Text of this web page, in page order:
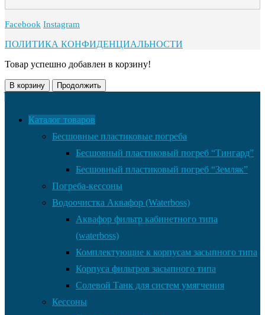
Facebook Instagram
ПОЛИТИКА КОНФИДЕНЦИАЛЬНОСТИ
Товар успешно добавлен в корзину!
В корзину Продолжить
Каталог товаров
Бесшовные пластиковые погреба
Бесшовный пластиковый погреб “Тингард”
Бесшовный пластиковый погреб “Земляк”
Погреба-кессоны
Водоочистка Аквафор (Waterboss)
Аквафор фильтр кабинетного типа
(waterboss)
Комплектующие к корпусам засыпного типа
Корпуса фильтров засыпного типа
Солевой Танк для систем умягчения
Кессоны